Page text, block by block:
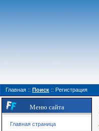
Главная :: Поиск :: Регистрация
Меню сайта
Главная страница